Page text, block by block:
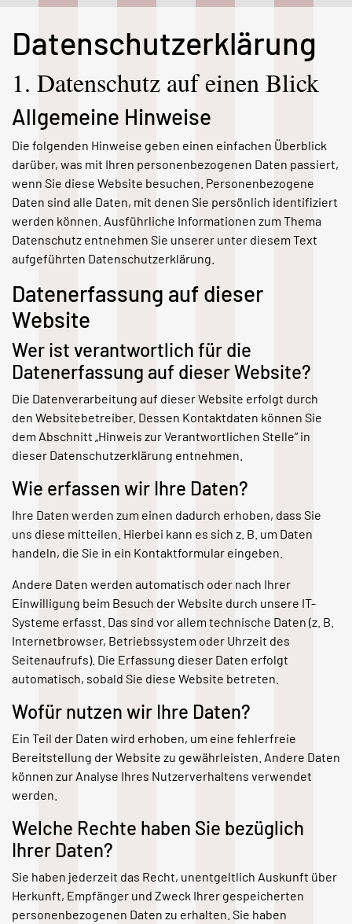
Datenschutz­erklärung
1. Datenschutz auf einen Blick
Allgemeine Hinweise
Die folgenden Hinweise geben einen einfachen Überblick
darüber, was mit Ihren personenbezogenen Daten passiert,
wenn Sie diese Website besuchen. Personenbezogene
Daten sind alle Daten, mit denen Sie persönlich identifiziert
werden können. Ausführliche Informationen zum Thema
Datenschutz entnehmen Sie unserer unter diesem Text
aufgeführten Datenschutzerklärung.
Datenerfassung auf dieser
Website
Wer ist verantwortlich für die
Datenerfassung auf dieser Website?
Die Datenverarbeitung auf dieser Website erfolgt durch
den Websitebetreiber. Dessen Kontaktdaten können Sie
dem Abschnitt „Hinweis zur Verantwortlichen Stelle“ in
dieser Datenschutzerklärung entnehmen.
Wie erfassen wir Ihre Daten?
Ihre Daten werden zum einen dadurch erhoben, dass Sie
uns diese mitteilen. Hierbei kann es sich z. B. um Daten
handeln, die Sie in ein Kontaktformular eingeben.
Andere Daten werden automatisch oder nach Ihrer
Einwilligung beim Besuch der Website durch unsere IT-
Systeme erfasst. Das sind vor allem technische Daten (z. B.
Internetbrowser, Betriebssystem oder Uhrzeit des
Seitenaufrufs). Die Erfassung dieser Daten erfolgt
automatisch, sobald Sie diese Website betreten.
Wofür nutzen wir Ihre Daten?
Ein Teil der Daten wird erhoben, um eine fehlerfreie
Bereitstellung der Website zu gewährleisten. Andere Daten
können zur Analyse Ihres Nutzerverhaltens verwendet
werden.
Welche Rechte haben Sie bezüglich
Ihrer Daten?
Sie haben jederzeit das Recht, unentgeltlich Auskunft über
Herkunft, Empfänger und Zweck Ihrer gespeicherten
personenbezogenen Daten zu erhalten. Sie haben